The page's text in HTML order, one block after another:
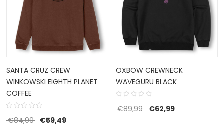
SANTA CRUZ CREW
WINKOWSKI EIGHTH PLANET
COFFEE
€84,99 Oorspronkelijke prijs was: €84,99.
€59,49Huidige prijs is: €59,49.
OXBOW CREWNECK
WAVEGURU BLACK
€89,99 Oorspronkelijke prijs
€62,99Huidige prijs